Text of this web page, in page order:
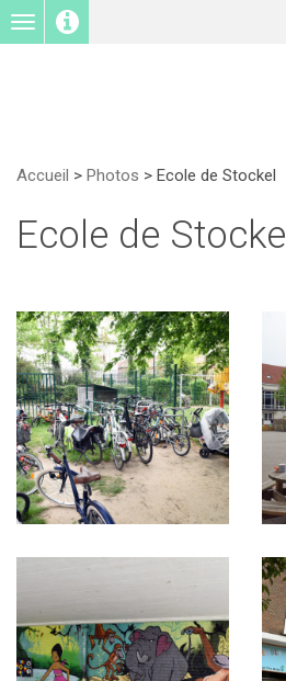
Toggle
navigation
Accueil > Photos > Ecole de Stockel
Ecole de Stockel